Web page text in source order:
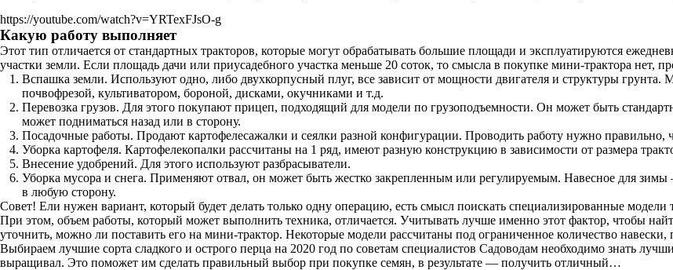
https://youtube.com/watch?v=YRTexFJsO-g
Какую работу выполняет
Этот тип отличается от стандартных тракторов, которые могут обрабатывать большие площади и эксплуатируются
участки земли. Если площадь дачи или приусадебного участка меньше 20 соток, то смысла в покупке мини-трактора нет,
Вспашка земли. Используют одно, либо двухкорпусный плуг, все зависит от мощности двигателя и структуры
почвофрезой, культиватором, бороной, дисками, окучниками и т.д.
Перевозка грузов. Для этого покупают прицеп, подходящий для модели по грузоподъемности. Он может быть
может подниматься назад или в сторону.
Посадочные работы. Продают картофелесажалки и сеялки разной конфигурации. Проводить работу нужно правильно,
Уборка картофеля. Картофелекопалки рассчитаны на 1 ряд, имеют разную конструкцию в зависимости от размера
Внесение удобрений. Для этого используют разбрасыватели.
Уборка мусора и снега. Применяют отвал, он может быть жестко закрепленным или регулируемым. Навесное для
в любую сторону.
Совет! Ели нужен вариант, который будет делать только одну операцию, есть смысл поискать специализированные модели
При этом, объем работы, который может выполнить техника, отличается. Учитывать лучше именно этот фактор, чтобы
уточнить, можно ли поставить его на мини-трактор. Некоторые модели рассчитаны под ограниченное количество
Выбираем лучшие сорта сладкого и острого перца на 2020 год по советам специалистов Садоводам необходимо знать
выращивал. Это поможет им сделать правильный выбор при покупке семян, в результате — получить отличный…